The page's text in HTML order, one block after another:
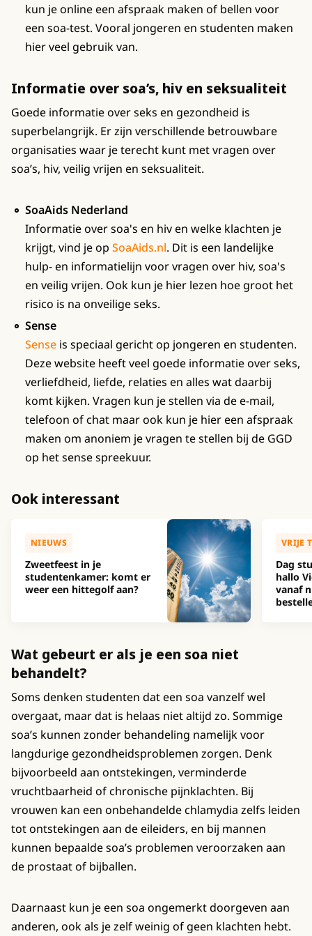
kun je online een afspraak maken of bellen voor
een soa-test. Vooral jongeren en studenten maken
hier veel gebruik van.
Informatie over soa’s, hiv en seksualiteit
Goede informatie over seks en gezondheid is
superbelangrijk. Er zijn verschillende betrouwbare
organisaties waar je terecht kunt met vragen over
soa’s, hiv, veilig vrijen en seksualiteit.
SoaAids Nederland
Informatie over soa's en hiv en welke klachten je
krijgt, vind je op SoaAids.nl. Dit is een landelijke
hulp- en informatielijn voor vragen over hiv, soa's
en veilig vrijen. Ook kun je hier lezen hoe groot het
risico is na onveilige seks.
Sense
Sense is speciaal gericht op jongeren en studenten.
Deze website heeft veel goede informatie over seks,
verliefdheid, liefde, relaties en alles wat daarbij
komt kijken. Vragen kun je stellen via de e-mail,
telefoon of chat maar ook kun je hier een afspraak
maken om anoniem je vragen te stellen bij de GGD
op het sense spreekuur.
Ook interessant
NIEUWS
Zweetfeest in je
studentenkamer: komt er
weer een hittegolf aan?
VRIJE
Dag
hallo
vanaf
Wat gebeurt er als je een soa niet
behandelt?
Soms denken studenten dat een soa vanzelf wel
overgaat, maar dat is helaas niet altijd zo. Sommige
soa’s kunnen zonder behandeling namelijk voor
langdurige gezondheidsproblemen zorgen. Denk
bijvoorbeeld aan ontstekingen, verminderde
vruchtbaarheid of chronische pijnklachten. Bij
vrouwen kan een onbehandelde chlamydia zelfs leiden
tot ontstekingen aan de eileiders, en bij mannen
kunnen bepaalde soa’s problemen veroorzaken aan
de prostaat of bijballen.
Daarnaast kun je een soa ongemerkt doorgeven aan
anderen, ook als je zelf weinig of geen klachten hebt.